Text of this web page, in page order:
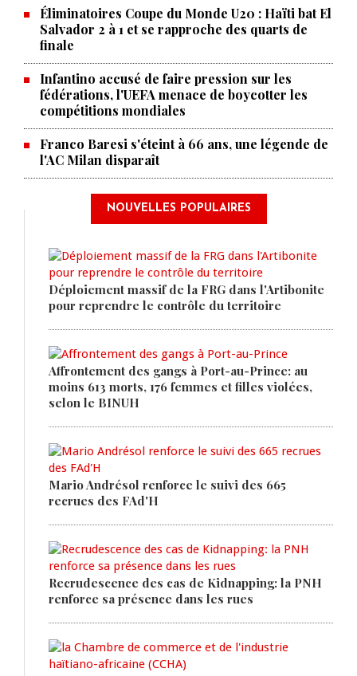
Éliminatoires Coupe du Monde U20 : Haïti bat El
Salvador 2 à 1 et se rapproche des quarts de
finale
Infantino accusé de faire pression sur les
fédérations, l'UEFA menace de boycotter les
compétitions mondiales
Franco Baresi s'éteint à 66 ans, une légende de
l'AC Milan disparaît
NOUVELLES POPULAIRES
Déploiement massif de la FRG dans l'Artibonite
pour reprendre le contrôle du territoire
Affrontement des gangs à Port-au-Prince: au
moins 613 morts, 176 femmes et filles violées,
selon le BINUH
Mario Andrésol renforce le suivi des 665
recrues des FAd'H
Recrudescence des cas de Kidnapping: la PNH
renforce sa présence dans les rues